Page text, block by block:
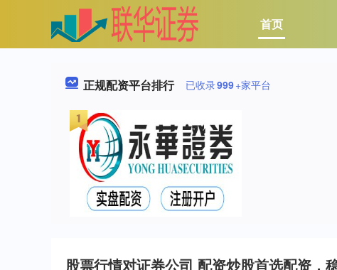
首页
正规配资平台排行 已收录999+家平台
股票行情对证券公司 配资炒股首选配资，